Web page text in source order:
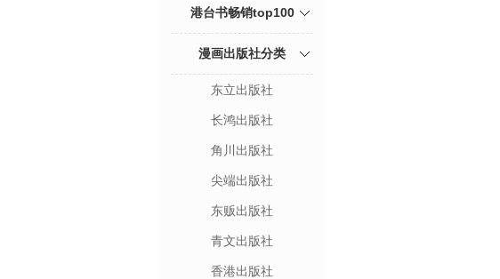
港台书畅销top100
漫画出版社分类
东立出版社
长鸿出版社
角川出版社
尖端出版社
东贩出版社
青文出版社
香港出版社